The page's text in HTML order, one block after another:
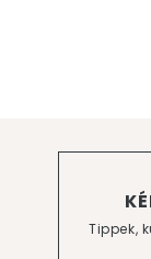
Tippek,